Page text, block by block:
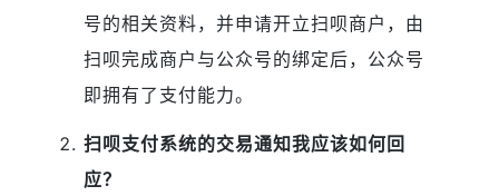
号的相关资料，并申请开立扫呗商户，由
扫呗完成商户与公众号的绑定后，公众号
即拥有了支付能力。
扫呗支付系统的交易通知我应该如何回
应？